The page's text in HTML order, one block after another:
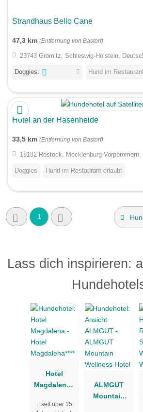
Strandhaus Bello Cane
47,3 km (Entfernung von Bastorf)
23743 Grömitz, Schleswig-Holstein,
Doggies: Hund im
Hotel an der Hasenheide
33,5 km (Entfernung von Bastorf)
18182 Rostock, Mecklenburg-Vorpommern,
Doggies Hund im Restaurant erlaubt
1
Lass dich inspirieren:
Hotel
Magdalena**
...seit über 15
ALMGUT
Mountain